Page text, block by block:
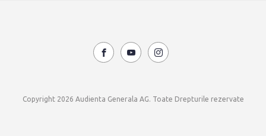
Copyright 2026 Audienta Generala AG. Toate Drepturile rezervate